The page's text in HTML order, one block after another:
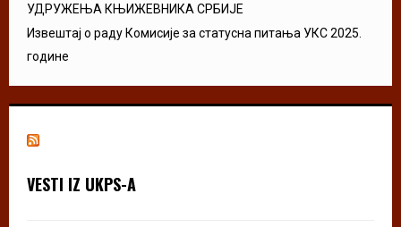
УДРУЖЕЊА КЊИЖЕВНИКА СРБИЈЕ
Извештај о раду Комисије за статусна питања УКС 2025.
године
VESTI IZ UKPS-A